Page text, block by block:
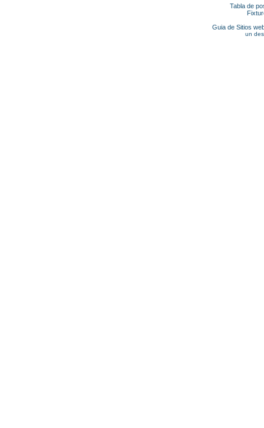
Tabla de
Guia de Sitios
un